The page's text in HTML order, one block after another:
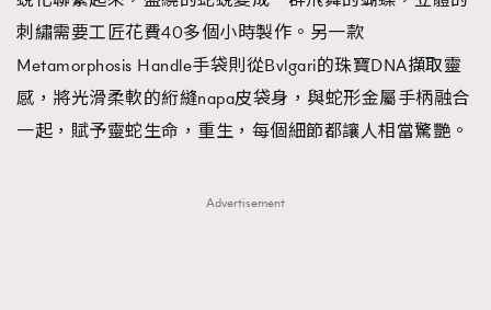
刺繡需要工匠花費40多個小時製作。另一款
Metamorphosis Handle手袋則從Bvlgari的珠寶DNA擷取靈
感，將光滑柔軟的絎縫napa皮袋身，與蛇形金屬手柄融合
一起，賦予靈蛇生命，重生，每個細節都讓人相當驚艷。
Advertisement